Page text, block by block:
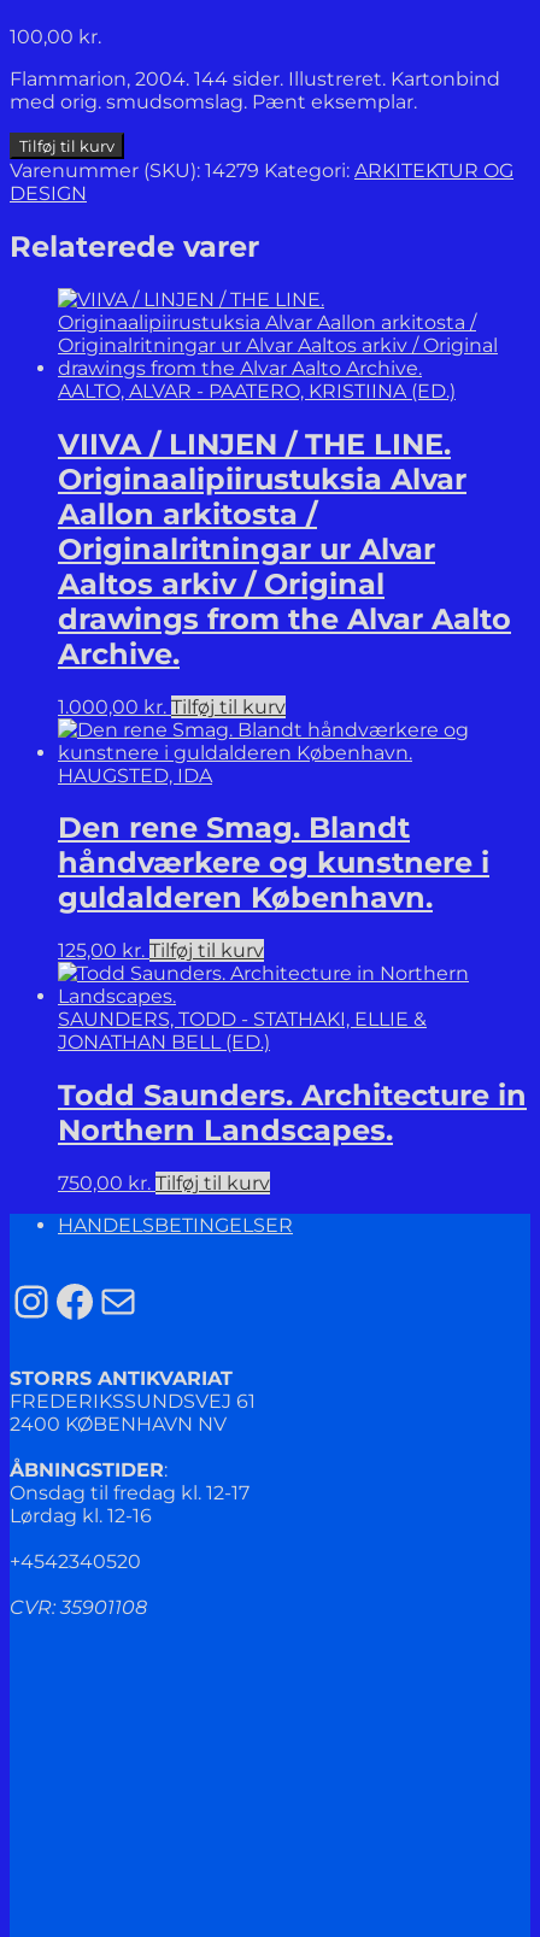
100,00 kr.
Flammarion, 2004. 144 sider. Illustreret. Kartonbind
med orig. smudsomslag. Pænt eksemplar.
Hideaways.
Cabins,
Huts,
Tree
House
Tilføj til kurv
Varenummer (SKU): 14279 Kategori: ARKITEKTUR OG
DESIGN
Relaterede varer
AALTO, ALVAR - PAATERO, KRISTIINA (ED.)
VIIVA / LINJEN / THE LINE.
Originaalipiirustuksia Alvar
Aallon arkitosta /
Originalritningar ur Alvar
Aaltos arkiv / Original
drawings from the Alvar Aalto
Archive.
1.000,00 kr. Tilføj til kurv
HAUGSTED, IDA
Den rene Smag. Blandt
håndværkere og kunstnere i
guldalderen København.
125,00 kr. Tilføj til kurv
SAUNDERS, TODD - STATHAKI, ELLIE &
JONATHAN BELL (ED.)
Todd Saunders. Architecture in
Northern Landscapes.
750,00 kr. Tilføj til kurv
HANDELSBETINGELSER
Instagram
Facebook
Mail
STORRS ANTIKVARIAT
FREDERIKSSUNDSVEJ 61
2400 KØBENHAVN NV
ÅBNINGSTIDER:
Onsdag til fredag kl. 12-17
Lørdag kl. 12-16
+4542340520
CVR: 35901108